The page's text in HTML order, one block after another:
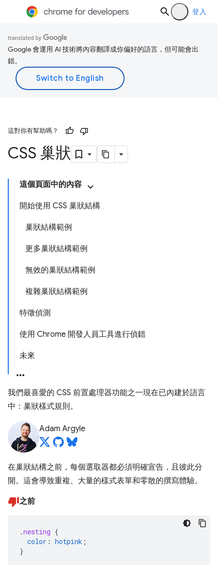
登入
Google 會運用 AI 技術將內容翻譯成你偏好的語言，但可能會出
錯。
這對你有幫助嗎？
CSS 巢狀
這個頁面中的內容
開始使用 CSS 巢狀結構
巢狀結構範例
更多巢狀結構範例
無效的巢狀結構範例
複雜巢狀結構範例
特徵偵測
使用 Chrome 開發人員工具進行偵錯
未來
我們最喜愛的 CSS 前置處理器功能之一現在已內建於語言
中：巢狀樣式規則。
Adam Argyle
在巢狀結構之前，每個選取器都必須明確宣告，且彼此分
開。這會導致重複、大量的樣式表單和零散的撰寫體驗。
之前
.nesting {
color : hotpink ;
}